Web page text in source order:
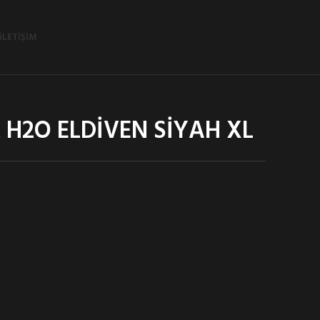
İLETIŞIM
ELDİVEN SİYAH XL